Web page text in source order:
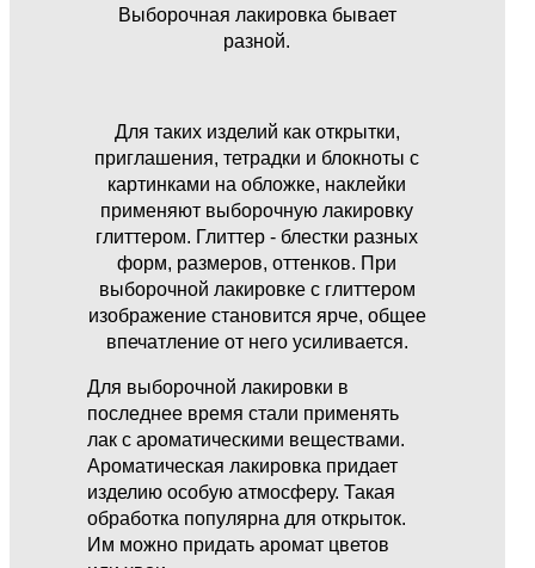
Выборочная лакировка бывает
разной.
Для таких изделий как открытки,
приглашения, тетрадки и блокноты с
картинками на обложке, наклейки
применяют выборочную лакировку
глиттером. Глиттер - блестки разных
форм, размеров, оттенков. При
выборочной лакировке с глиттером
изображение становится ярче, общее
впечатление от него усиливается.
Для выборочной лакировки в
последнее время стали применять
лак с ароматическими веществами.
Ароматическая лакировка придает
изделию особую атмосферу. Такая
обработка популярна для открыток.
Им можно придать аромат цветов